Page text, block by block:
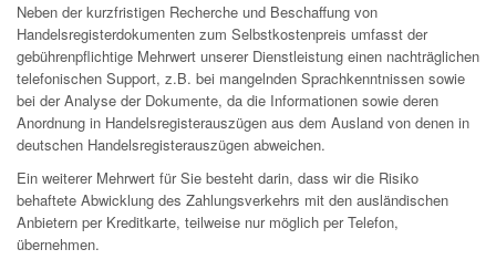
Neben der kurzfristigen Recherche und Beschaffung von
Handelsregisterdokumenten zum Selbstkostenpreis umfasst der
gebührenpflichtige Mehrwert unserer Dienstleistung einen nachträglichen
telefonischen Support, z.B. bei mangelnden Sprachkenntnissen sowie
bei der Analyse der Dokumente, da die Informationen sowie deren
Anordnung in Handelsregisterauszügen aus dem Ausland von denen in
deutschen Handelsregisterauszügen abweichen.
Ein weiterer Mehrwert für Sie besteht darin, dass wir die Risiko
behaftete Abwicklung des Zahlungsverkehrs mit den ausländischen
Anbietern per Kreditkarte, teilweise nur möglich per Telefon,
übernehmen.